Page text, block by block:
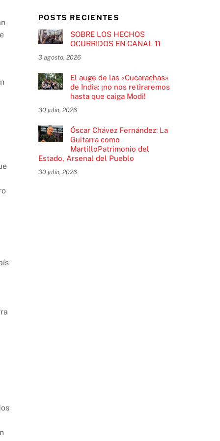
POSTS RECIENTES
SOBRE LOS HECHOS
OCURRIDOS EN CANAL 11
3 agosto, 2026
El auge de las «Cucarachas»
de India: ¡no nos retiraremos
hasta que caiga Modi!
30 julio, 2026
Óscar Chávez Fernández: La
Guitarra como
MartilloPatrimonio del
Estado, Arsenal del Pueblo
30 julio, 2026